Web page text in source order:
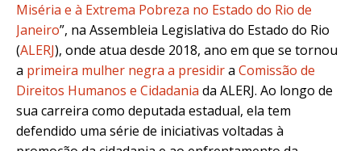
Miséria e à Extrema Pobreza no Estado do Rio de
Janeiro”, na Assembleia Legislativa do Estado do Rio
(ALERJ), onde atua desde 2018, ano em que se tornou
a primeira mulher negra a presidira Comissão de
Direitos Humanos e Cidadania da ALERJ. Ao longo de
sua carreira como deputada estadual, ela tem
defendido uma série de iniciativas voltadas à